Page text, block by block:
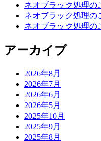
ネオブラック処理の
ネオブラック処理の
ネオブラック処理の
アーカイブ
2026年8月
2026年7月
2026年6月
2026年5月
2025年10月
2025年9月
2025年8月